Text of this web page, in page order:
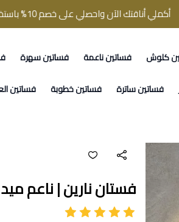
أكملي أناقتك الآن واحصلي على خصم 10% باستخدام كود: A22
كلوش فساتين ناعمة فساتين سهرة
فساتين ساترة فساتين خطوبة فساتين
فستان نارين | ناعم ميد